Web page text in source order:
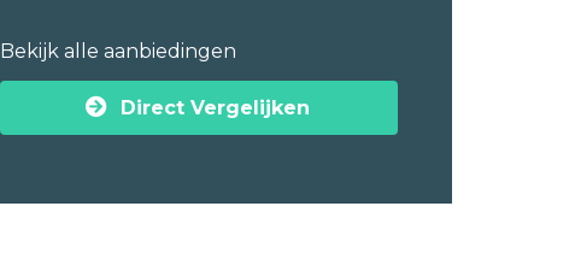
Bekijk alle aanbiedingen
Direct Vergelijken